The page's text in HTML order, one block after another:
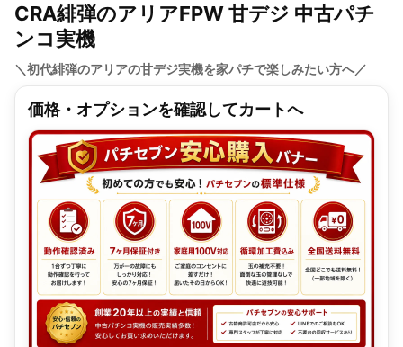
CRA緋弾のアリアFPW 甘デジ 中古パチ
ンコ実機
＼初代緋弾のアリアの甘デジ実機を家パチで楽しみたい方へ／
価格・オプションを確認してカートへ